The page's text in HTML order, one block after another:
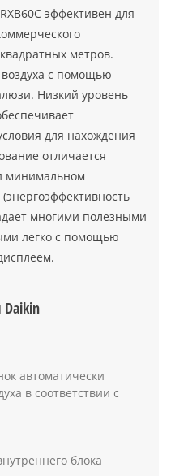
эффективен для
метров.
с помощью
Низкий уровень
для нахождения
отличается
минимальном
многими полезными
легко с помощью
Daikin
автоматически
в соответствии с
блока